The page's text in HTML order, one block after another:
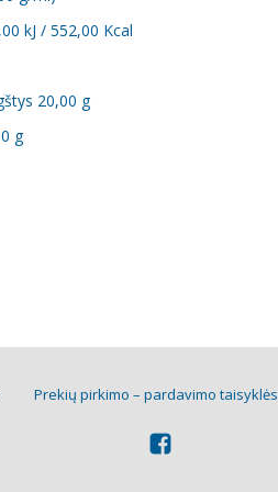
kJ / 552,00 Kcal
20,00 g
g
Prekių pirkimo – pardavimo taisyklės